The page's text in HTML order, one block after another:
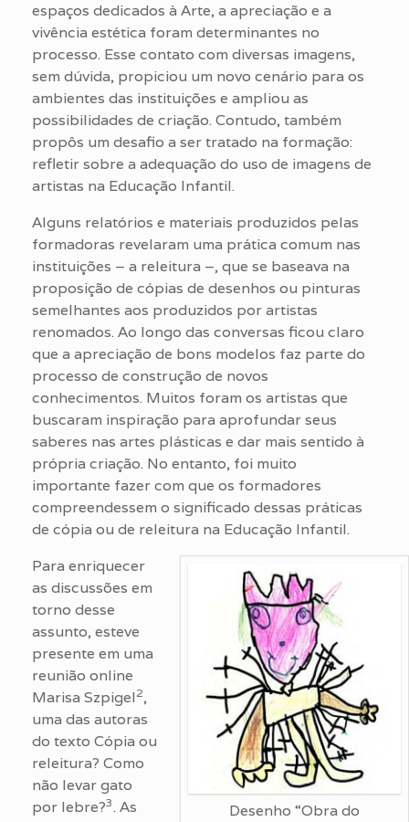
espaços dedicados à Arte, a apreciação e a
vivência estética foram determinantes no
processo. Esse contato com diversas imagens,
sem dúvida, propiciou um novo cenário para os
ambientes das instituições e ampliou as
possibilidades de criação. Contudo, também
propôs um desafio a ser tratado na formação:
refletir sobre a adequação do uso de imagens de
artistas na Educação Infantil.
Alguns relatórios e materiais produzidos pelas
formadoras revelaram uma prática comum nas
instituições – a releitura –, que se baseava na
proposição de cópias de desenhos ou pinturas
semelhantes aos produzidos por artistas
renomados. Ao longo das conversas ficou claro
que a apreciação de bons modelos faz parte do
processo de construção de novos
conhecimentos. Muitos foram os artistas que
buscaram inspiração para aprofundar seus
saberes nas artes plásticas e dar mais sentido à
própria criação. No entanto, foi muito
importante fazer com que os formadores
compreendessem o significado dessas práticas
de cópia ou de releitura na Educação Infantil.
Desenho “Obra do
Para enriquecer
as discussões em
torno desse
assunto, esteve
presente em uma
reunião online
Marisa Szpigel 2,
uma das autoras
do texto Cópia ou
releitura? Como
não levar gato
por lebre?3. As